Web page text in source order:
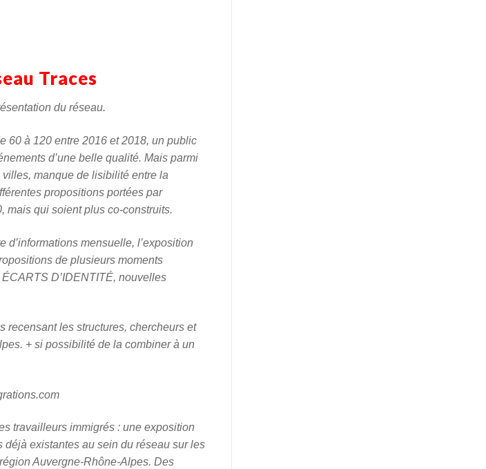
Traces
du réseau.
60 à 120 entre 2016 et 2018, un public
d’une belle qualité. Mais parmi
manque de lisibilité entre la
propositions portées par
mais qui soient plus co-construits.
mensuelle, l’exposition
de plusieurs moments
D’IDENTITÉ, nouvelles
recensant les structures, chercheurs et
+ si possibilité de la combiner à un
travailleurs immigrés : une exposition
existantes au sein du réseau sur les
Auvergne-Rhône-Alpes. Des